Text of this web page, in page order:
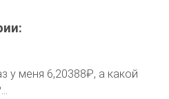
у меня 6,20388₽, а какой